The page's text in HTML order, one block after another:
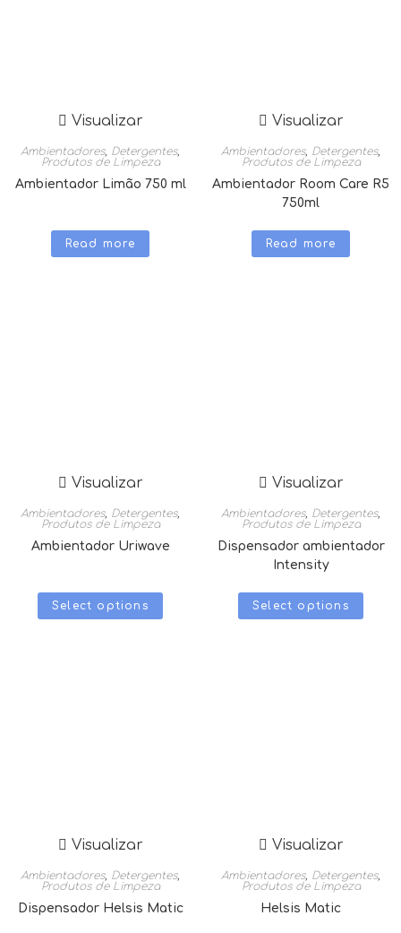
Visualizar
Ambientadores, Detergentes,
Produtos de Limpeza
Ambientador Limão 750 ml
Read more
Visualizar
Ambientadores, Detergentes,
Produtos de Limpeza
Ambientador Room Care R5
750ml
Read more
Visualizar
Ambientadores, Detergentes,
Produtos de Limpeza
Ambientador Uriwave
Select options
Visualizar
Ambientadores, Detergentes,
Produtos de Limpeza
Dispensador ambientador
Intensity
Select options
Visualizar
Ambientadores, Detergentes,
Produtos de Limpeza
Dispensador Helsis Matic
Visualizar
Ambientadores, Detergentes,
Produtos de Limpeza
Helsis Matic